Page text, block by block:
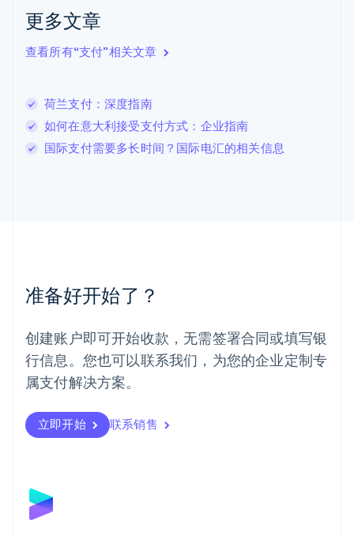
更多文章
查看所有“支付”相关文章
荷兰支付：深度指南
如何在意大利接受支付方式：企业指南
国际支付需要多长时间？国际电汇的相关信息
准备好开始了？
创建账户即可开始收款，无需签署合同或填写银
行信息。您也可以联系我们，为您的企业定制专
属支付解决方案。
立即开始 联系销售
English
English
卢森堡
罗马尼亚
English
挪威
葡萄牙
Português English
日本
日本語English
瑞典
瑞士
DeutschFrançais
English
斯洛文尼亚